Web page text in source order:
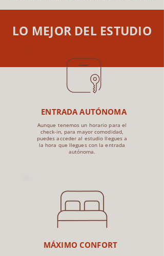
LO MEJOR DEL ESTUDIO
ENTRADA AUTÓNOMA
Aunque tenemos un horario para el
check-in, para mayor comodidad,
puedes acceder al estudio llegues a
la hora que llegues con la entrada
autónoma.
MÁXIMO CONFORT